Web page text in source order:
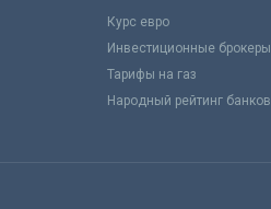
Курс евро
Инвестиционные брокеры
Тарифы на газ
Народный рейтинг банков